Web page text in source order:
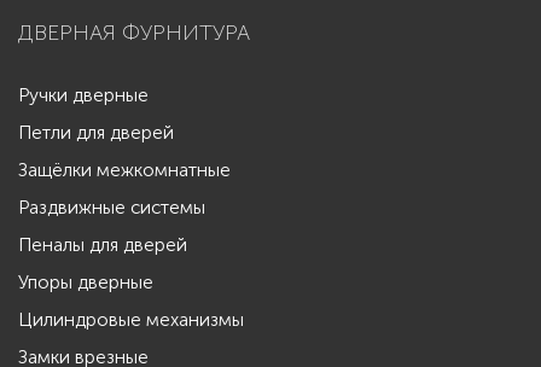
ДВЕРНАЯ ФУРНИТУРА
Ручки дверные
Петли для дверей
Защёлки межкомнатные
Раздвижные системы
Пеналы для дверей
Упоры дверные
Цилиндровые механизмы
Замки врезные